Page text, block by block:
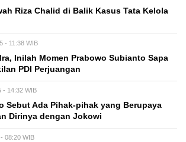
Riza Chalid di Balik Kasus Tata Kelola
- 11:38 WIB
Inilah Momen Prabowo Subianto Sapa
PDI Perjuangan
- 14:32 WIB
Sebut Ada Pihak-pihak yang Berupaya
Dirinya dengan Jokowi
08:20 WIB